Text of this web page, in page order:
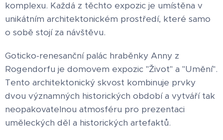
komplexu. Každá z těchto expozic je umístěna v
unikátním architektonickém prostředí, které samo
o sobě stojí za návštěvu.
Goticko-renesanční palác hraběnky Anny z
Rogendorfu je domovem expozic "Život" a "Umění".
Tento architektonický skvost kombinuje prvky
dvou významných historických období a vytváří tak
neopakovatelnou atmosféru pro prezentaci
uměleckých děl a historických artefaktů.